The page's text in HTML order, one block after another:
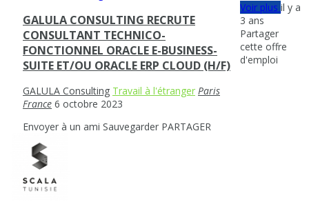
GALULA CONSULTING RECRUTE
CONSULTANT TECHNICO-
FONCTIONNEL ORACLE E-BUSINESS-
SUITE ET/OU ORACLE ERP CLOUD (H/F)
GALULA Consulting Travail à l'étranger Paris
France 6 octobre 2023
Envoyer à un ami Sauvegarder PARTAGER
Voir plusil y a
3 ans
Partager
cette offre
d'emploi